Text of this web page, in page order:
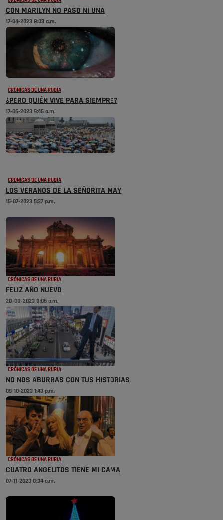
CON MARILYN NO PASO NI UNA
17-04-2023 8:03 a.m.
CRÓNICAS DE UNA RUBIA
¿PERO QUIÉN VIVE PARA SIEMPRE?
17-06-2023 9:46 a.m.
CRÓNICAS DE UNA RUBIA
LOS VERANOS DE LA SEÑORITA MAY
15-07-2023 5:37 p.m.
CRÓNICAS DE UNA RUBIA
FELIZ AÑO NUEVO
28-08-2023 8:06 a.m.
CRÓNICAS DE UNA RUBIA
NO NOS ABURRAS CON TUS HISTORIAS
09-10-2023 1:43 p.m.
CRÓNICAS DE UNA RUBIA
CUATRO ANGELITOS TIENE MI CAMA
07-11-2023 8:34 a.m.